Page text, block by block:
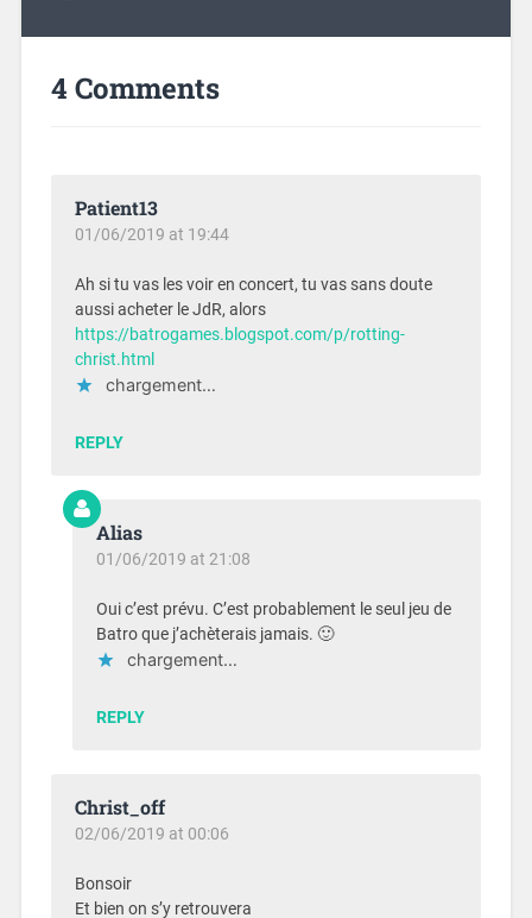
4 Comments
Patient13
01/06/2019 at 19:44
Ah si tu vas les voir en concert, tu vas sans doute
aussi acheter le JdR, alors
https://batrogames.blogspot.com/p/rotting-
christ.html
chargement…
REPLY
Alias
01/06/2019 at 21:08
Oui c’est prévu. C’est probablement le seul jeu de
Batro que j’achèterais jamais. 🙂
chargement…
REPLY
Christ_off
02/06/2019 at 00:06
Bonsoir
Et bien on s’y retrouvera